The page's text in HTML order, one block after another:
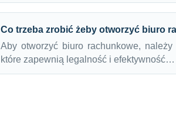
Co trzeba zrobić żeby otworzyć biuro
Aby otworzyć biuro rachunkowe,
które zapewnią legalność i efektywność…